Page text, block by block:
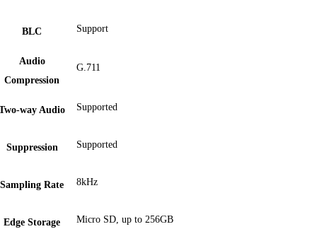
BLC Support
Audio
Compression
G.711
Two-way Audio Supported
Suppression Supported
Sampling Rate 8kHz
Edge Storage Micro SD, up to 256GB